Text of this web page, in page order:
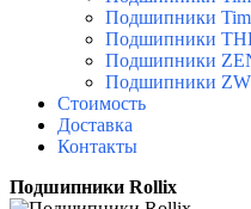
Подшипники
Подшипники
Подшипники
Подшипники
Стоимость
Доставка
Контакты
Подшипники Rollix